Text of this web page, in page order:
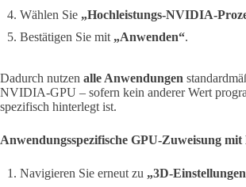
Wählen Sie „Hochleistungs-NVIDIA-
Bestätigen Sie mit „Anwenden“.
Dadurch nutzen alle Anwendungen
NVIDIA-GPU – sofern kein anderer Wert
spezifisch hinterlegt ist.
Anwendungsspezifische GPU-Zuweisung
Navigieren Sie erneut zu „3D-